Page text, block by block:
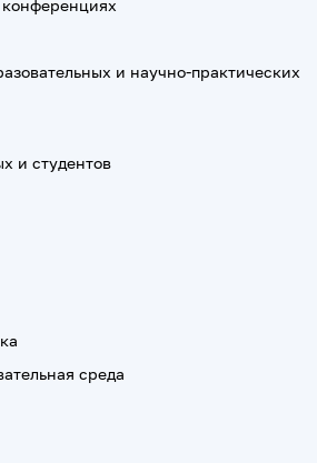
и научно-практических
и студентов
среда